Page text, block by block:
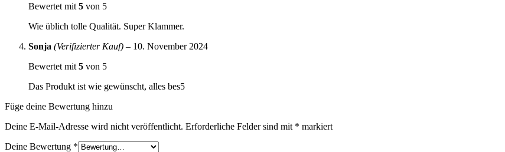
Bewertet mit 5 von 5
Wie üblich tolle Qualität. Super Klammer.
Sonja (Verifizierter Kauf) – 10. November 2024
Bewertet mit 5 von 5
Das Produkt ist wie gewünscht, alles bes5
Füge deine Bewertung hinzu
Deine E-Mail-Adresse wird nicht veröffentlicht. Erforderliche Felder sind mit * markiert
Deine Bewertung *